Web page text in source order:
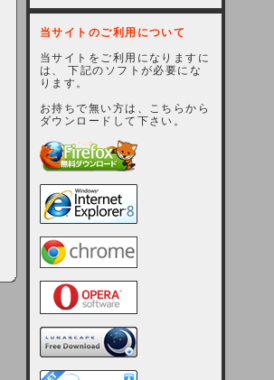
当サイトのご利用について
当サイトをご利用になりますに
は、 下記のソフトが必要にな
ります。
お持ちで無い方は、こちらから
ダウンロードして下さい。